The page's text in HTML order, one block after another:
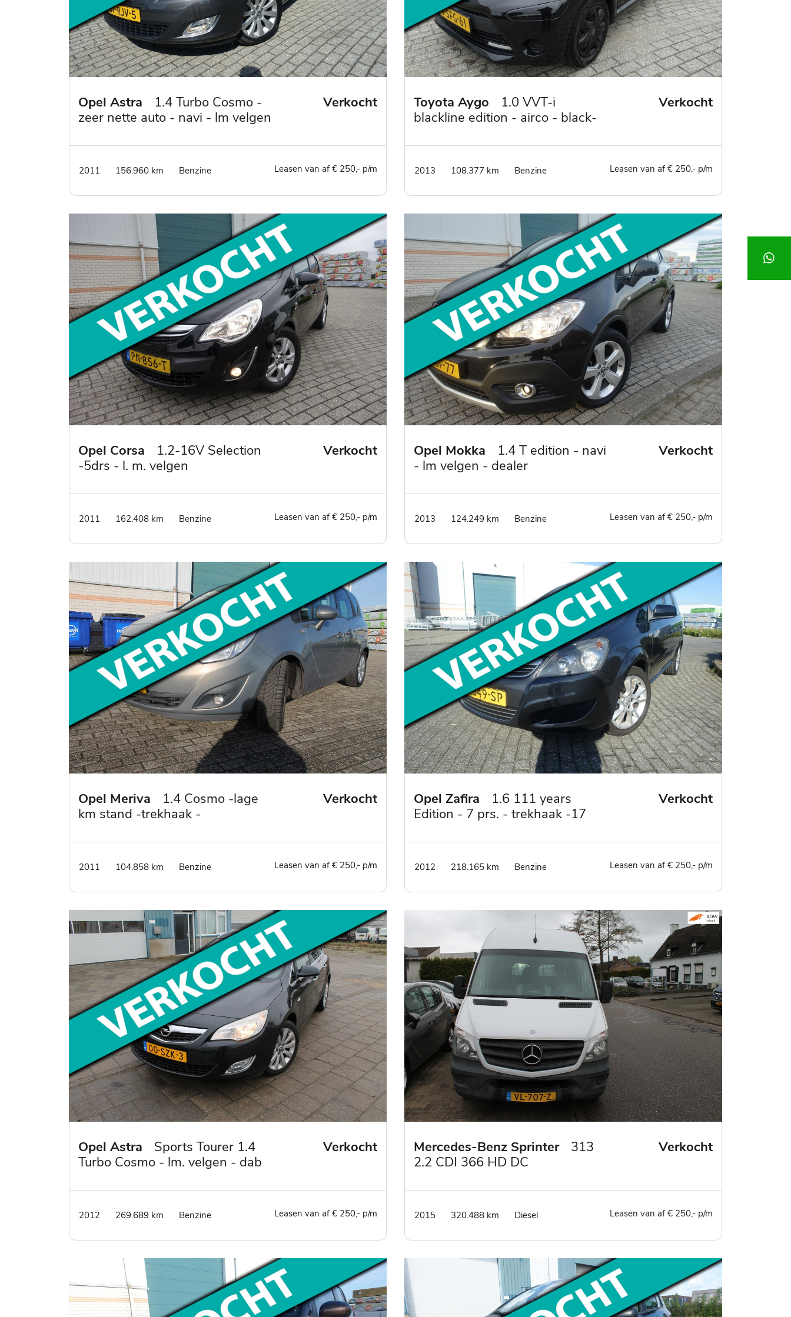
Opel Astra
1.4 Turbo Cosmo -
zeer nette auto - navi - lm velgen
- 1/2 leder
Verkocht
2011 156.960 km Benzine Leasen van af € 250,- p/m
Toyota Aygo
1.0 VVT-i
blackline edition - airco - black-
vergrendeling
Verkocht
2013 108.377 km Benzine Leasen van af € 250,- p/m
Opel Corsa
1.2-16V Selection
-5drs - l. m. velgen
Verkocht
2011 162.408 km Benzine Leasen van af € 250,- p/m
Opel Mokka
1.4 T edition - navi
- lm velgen - dealer
Verkocht
2013 124.249 km Benzine Leasen van af € 250,- p/m
Opel Meriva
1.4 Cosmo -lage
km stand -trekhaak -
mistlampen - 1/2 lederen
bekleding -all season banden
Verkocht
2011 104.858 km Benzine Leasen van af € 250,- p/m
Opel Zafira
1.6 111 years
Edition - 7 prs. - trekhaak -17
onderhouden
Verkocht
2012 218.165 km Benzine Leasen van af € 250,- p/m
Opel Astra
Sports Tourer 1.4
Turbo Cosmo - lm. velgen - dab
radio - 1/2 leder
Verkocht
2012 269.689 km Benzine Leasen van af € 250,- p/m
Mercedes-Benz Sprinter
313
2.2 CDI 366 HD DC
Verkocht
2015 320.488 km Diesel Leasen van af € 250,- p/m